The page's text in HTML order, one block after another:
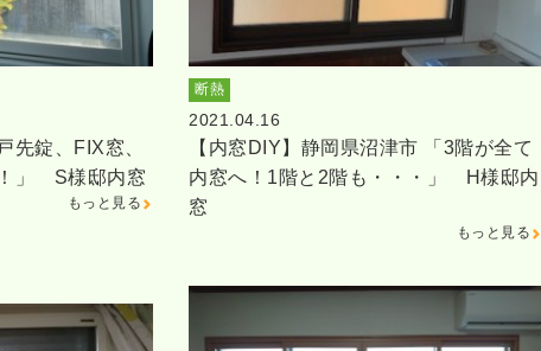
先錠、FIX窓、
」 S様邸内窓
もっと見る
断熱
2021.04.16
【内窓DIY】静岡県沼津市 「3階が全て
内窓へ！1階と2階も・・・」 H様邸内
窓
もっと見る